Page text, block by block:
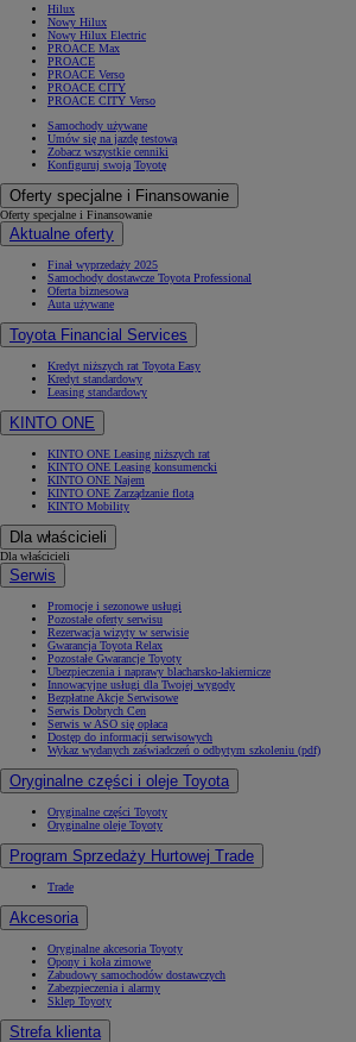
Hilux
Nowy Hilux
Nowy Hilux Electric
PROACE Max
PROACE
PROACE Verso
PROACE CITY
PROACE CITY Verso
Samochody używane
Umów się na jazdę testową
Zobacz wszystkie cenniki
Konfiguruj swoją Toyotę
Oferty specjalne i Finansowanie
Oferty specjalne i Finansowanie
Aktualne oferty
Finał wyprzedaży 2025
Samochody dostawcze Toyota Professional
Oferta biznesowa
Auta używane
Toyota Financial Services
Kredyt niższych rat Toyota Easy
Kredyt standardowy
Leasing standardowy
KINTO ONE
KINTO ONE Leasing niższych rat
KINTO ONE Leasing konsumencki
KINTO ONE Najem
KINTO ONE Zarządzanie flotą
KINTO Mobility
Dla właścicieli
Dla właścicieli
Serwis
Promocje i sezonowe usługi
Pozostałe oferty serwisu
Rezerwacja wizyty w serwisie
Gwarancja Toyota Relax
Pozostałe Gwarancje Toyoty
Ubezpieczenia i naprawy blacharsko-lakiernicze
Innowacyjne usługi dla Twojej wygody
Bezpłatne Akcje Serwisowe
Serwis Dobrych Cen
Serwis w ASO się opłaca
Dostęp do informacji serwisowych
Wykaz wydanych zaświadczeń o odbytym szkoleniu (pdf)
Oryginalne części i oleje Toyota
Oryginalne części Toyoty
Oryginalne oleje Toyoty
Program Sprzedaży Hurtowej Trade
Trade
Akcesoria
Oryginalne akcesoria Toyoty
Opony i koła zimowe
Zabudowy samochodów dostawczych
Zabezpieczenia i alarmy
Sklep Toyoty
Strefa klienta